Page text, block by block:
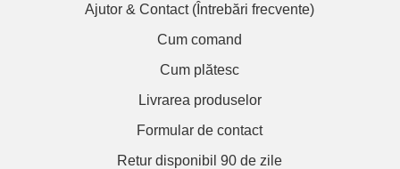
Ajutor & Contact (Întrebări frecvente)
Cum comand
Cum plătesc
Livrarea produselor
Formular de contact
Retur disponibil 90 de zile